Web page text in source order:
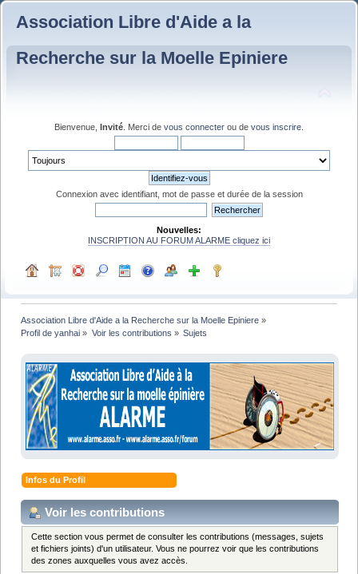
Association Libre d'Aide a la
Recherche sur la Moelle Epiniere
Bienvenue, Invité . Merci de vous connecter ou de vous inscrire
Connexion avec identifiant, mot de passe et durée de la session
Nouvelles:
INSCRIPTION AU FORUM ALARME cliquez ici
Association Libre d'Aide a la Recherche sur la Moelle Epiniere »
Profil de yanhai » Voir les contributions » Sujets
Infos du Profil
Voir les contributions
Cette section vous permet de consulter les contributions (messages, sujets
et fichiers joints) d'un utilisateur. Vous ne pourrez voir que les contributions
des zones auxquelles vous avez accès.